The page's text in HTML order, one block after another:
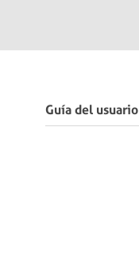
Guía del usuario